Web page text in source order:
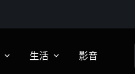
生活 影音